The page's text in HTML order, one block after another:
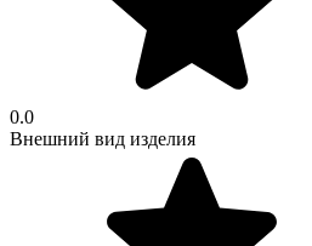
0.0
Внешний вид изделия